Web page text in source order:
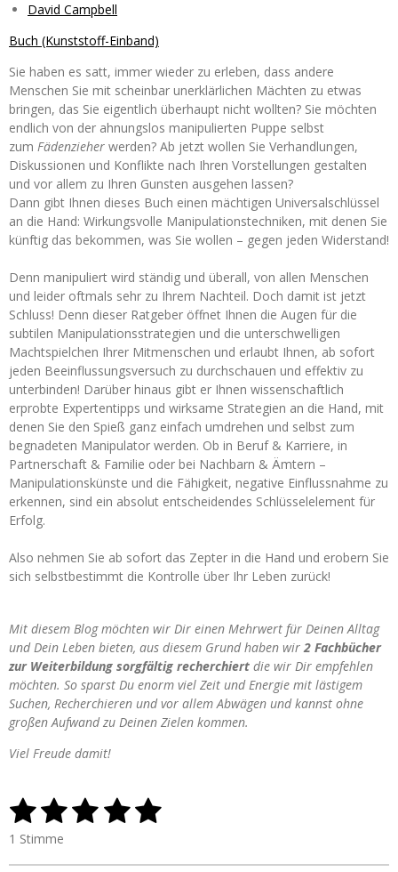
David Campbell
Buch (Kunststoff-Einband)
Sie haben es satt, immer wieder zu erleben, dass andere
Menschen Sie mit scheinbar unerklärlichen Mächten zu etwas
bringen, das Sie eigentlich überhaupt nicht wollten? Sie möchten
endlich von der ahnungslos manipulierten Puppe selbst
zum Fädenzieher werden? Ab jetzt wollen Sie Verhandlungen,
Diskussionen und Konflikte nach Ihren Vorstellungen gestalten
und vor allem zu Ihren Gunsten ausgehen lassen?
Dann gibt Ihnen dieses Buch einen mächtigen Universalschlüssel
an die Hand: Wirkungsvolle Manipulationstechniken, mit denen Sie
künftig das bekommen, was Sie wollen – gegen jeden Widerstand!
Denn manipuliert wird ständig und überall, von allen Menschen
und leider oftmals sehr zu Ihrem Nachteil. Doch damit ist jetzt
Schluss! Denn dieser Ratgeber öffnet Ihnen die Augen für die
subtilen Manipulationsstrategien und die unterschwelligen
Machtspielchen Ihrer Mitmenschen und erlaubt Ihnen, ab sofort
jeden Beeinflussungsversuch zu durchschauen und effektiv zu
unterbinden! Darüber hinaus gibt er Ihnen wissenschaftlich
erprobte Expertentipps und wirksame Strategien an die Hand, mit
denen Sie den Spieß ganz einfach umdrehen und selbst zum
begnadeten Manipulator werden. Ob in Beruf & Karriere, in
Partnerschaft & Familie oder bei Nachbarn & Ämtern –
Manipulationskünste und die Fähigkeit, negative Einflussnahme zu
erkennen, sind ein absolut entscheidendes Schlüsselelement für
Erfolg.
Also nehmen Sie ab sofort das Zepter in die Hand und erobern Sie
sich selbstbestimmt die Kontrolle über Ihr Leben zurück!
Mit diesem Blog möchten wir Dir einen Mehrwert für Deinen Alltag
und Dein Leben bieten, aus diesem Grund haben wir2 Fachbücher
zur Weiterbildung sorgfältig recherchiert die wir Dir empfehlen
möchten. So sparst Du enorm viel Zeit und Energie mit lästigem
Suchen, Recherchieren und vor allem Abwägen und kannst ohne
großen Aufwand zu Deinen Zielen kommen.
Viel Freude damit!
B
e
w
e
1
S
2
S
3 4 5
B
1 Stimme